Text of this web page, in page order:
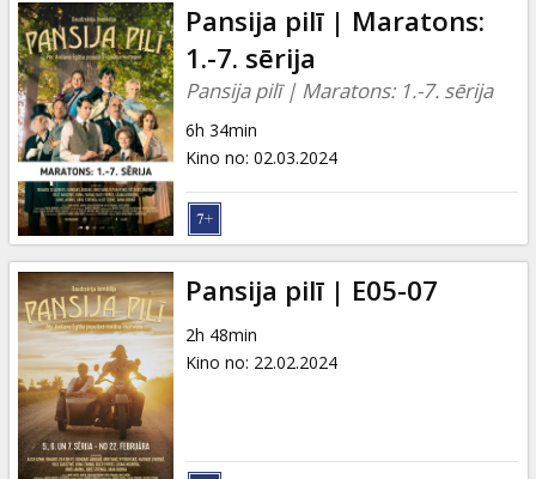
Pansija pilī | Maratons:
1.-7. sērija
Pansija pilī | Maratons: 1.-7. sērija
6h 34min
Kino no: 02.03.2024
Pansija pilī | E05-07
2h 48min
Kino no: 22.02.2024